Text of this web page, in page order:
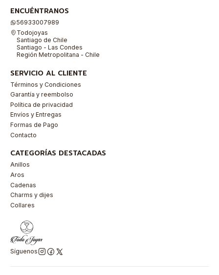
ENCUÉNTRANOS
56933007989
Todojoyas
Santiago de Chile
Santiago - Las Condes
Región Metropolitana - Chile
SERVICIO AL CLIENTE
Términos y Condiciones
Garantía y reembolso
Política de privacidad
Envíos y Entregas
Formas de Pago
Contacto
CATEGORÍAS DESTACADAS
Anillos
Aros
Cadenas
Charms y dijes
Collares
Síguenos